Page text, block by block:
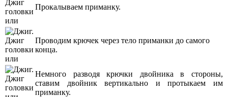
Прокалываем приманку.
Проводим крючек через тело приманки до самого
конца.
Немного разводя крючки двойника в стороны,
ставим двойник вертикально и протыкаем им
приманку.